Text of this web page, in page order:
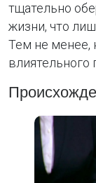
тщательно
жизни, что
Тем не менее,
влиятельного